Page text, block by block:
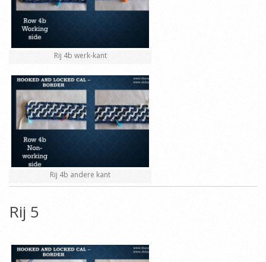
Rij 4b werk-kant
Rij 4b andere kant
Rij 5